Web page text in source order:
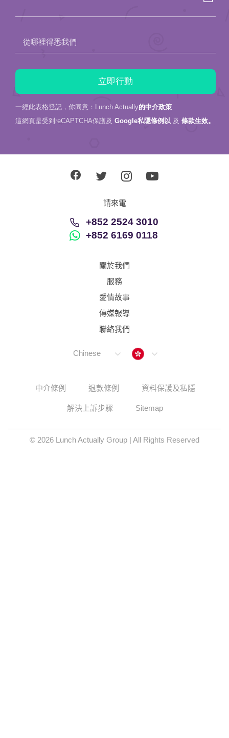
從哪裡得悉我們
一經此表格登記，你同意：Lunch Actually的中介政策
這網頁是受到reCAPTCHA保護及 Google私隱條例以 及 條款生效。
請來電
+852 2524 3010
+852 6169 0118
關於我們
服務
愛情故事
傳媒報導
聯絡我們
Chinese Hong Kong
中介條例 退款條例 資料保護及私隱
解決上訴步驟 Sitemap
© 2026 Lunch Actually Group | All Rights Reserved